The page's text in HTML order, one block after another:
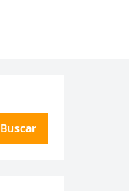
Buscar